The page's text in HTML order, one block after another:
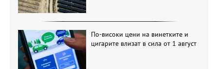
По-високи цени на винетките и
цигарите влизат в сила от 1 август